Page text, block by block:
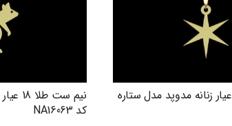
نیم ست طلا 18 عیار زنانه مدوپد مدل ستاره
نیم
کد NA16063